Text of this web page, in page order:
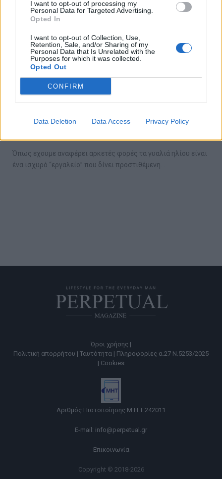
I want to opt-out of processing my
Personal Data for Targeted Advertising.
Opted In
I want to opt-out of Collection, Use,
Retention, Sale, and/or Sharing of my
Personal Data that Is Unrelated with the
Purposes for which it was collected.
Opted Out
CONFIRM
Data Deletion Data Access Privacy Policy
όλα τα γούστα
12/08/2020
Όπως εχουμε αναφέρει αρκετές φορές τα γυαλιά ηλίου είναι
ένα ισχυρό “εργαλείο” που δίνει προστιθέμενη…
Όροι χρήσης |
Πολιτική απορρήτου | Ταυτότητα | Πληροφορίες α.27 Ν.5253/2025
| Cookies
Αριθμός Πιστοποίησης Μ.Η.Τ.242011
E-mail: info@perpetual.gr
Επικοινωνία
Copyright © 2018-2026